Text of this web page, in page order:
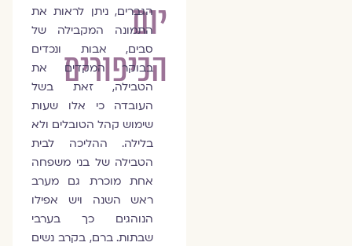
יום
הכיפורים
הגברים, ניתן לראות את
התמונה המקבילה של
סבים, אבות ונכדים
בבוקר המקדים את
הטבילה, זאת בשל
העובדה כי אלו שעות
שימוש קהל הטובלים ולא
בלילה. ההליכה לבית
הטבילה של בני משפחה
אחת מוכרת גם מערב
ראש השנה ויש אפילו
הנוהגים כך בערבי
שבתות. ברם, בקרב נשים